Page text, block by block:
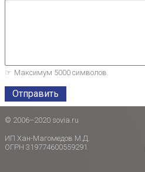
Максимум 5000 символов.
Отправить
© 2006–2020 sovia.ru
ИП Хан-Магомедов М.Д.
ОГРН 319774600559291